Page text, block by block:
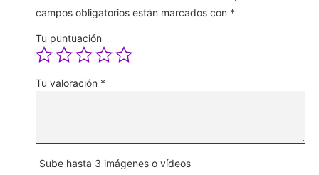
campos obligatorios están marcados con *
Tu puntuación
Tu valoración *
Sube hasta 3 imágenes o vídeos